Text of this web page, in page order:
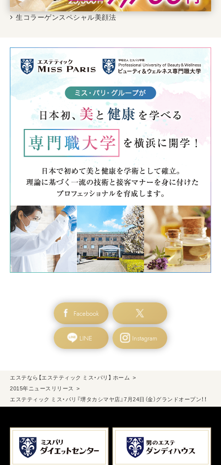
生コラーゲンスペシャル美顔法
Facebook
LINE Instagram
エステなら【エステティック ミス・パリ】 ホーム
2015年ニュースリリース
エステティック ミス・パリ『堺タカシマヤ店』7月24日（金）グランドオープン！！